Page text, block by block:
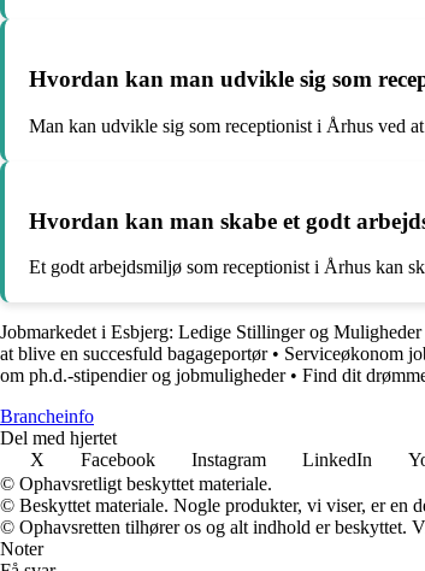
Hvordan kan man udvikle sig som
Man kan udvikle sig som receptionist i Århus ved
Hvordan kan man skabe et godt
Et godt arbejdsmiljø som receptionist i Århus kan
Jobmarkedet i Esbjerg: Ledige Stillinger og Muligheder
at blive en succesfuld bagageportør• Serviceøkonom
om ph.d.-stipendier og jobmuligheder• Find dit
Brancheinfo
Del med hjertet
X
Facebook Instagram LinkedIn
© Ophavsretligt beskyttet materiale.
© Beskyttet materiale. Nogle produkter, vi viser, er en
© Ophavsretten tilhører os og alt indhold er beskyttet.
Noter